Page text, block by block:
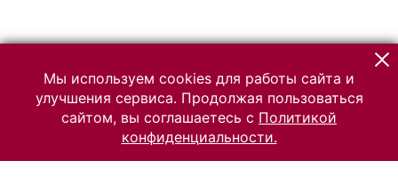
Мы используем cookies для работы сайта и
улучшения сервиса. Продолжая пользоваться
сайтом, вы соглашаетесь с Политикой
конфиденциальности.